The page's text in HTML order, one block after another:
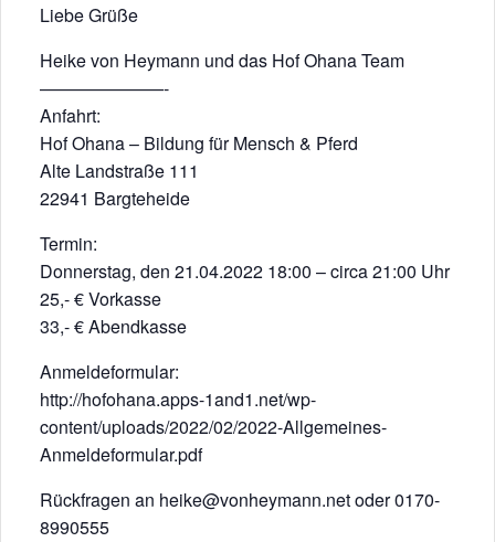
Liebe Grüße
Heike von Heymann und das Hof Ohana Team
———————-
Anfahrt:
Hof Ohana – Bildung für Mensch & Pferd
Alte Landstraße 111
22941 Bargteheide
Termin:
Donnerstag, den 21.04.2022 18:00 – circa 21:00 Uhr
25,- € Vorkasse
33,- € Abendkasse
Anmeldeformular:
http://hofohana.apps-1and1.net/wp-
content/uploads/2022/02/2022-Allgemeines-
Anmeldeformular.pdf
Rückfragen an heike@vonheymann.net oder 0170-
8990555